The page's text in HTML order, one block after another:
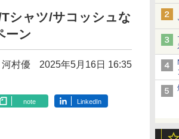
シャツ/サコッシュな
ーン
村優 2025年5月16日 16:35
note LinkedIn